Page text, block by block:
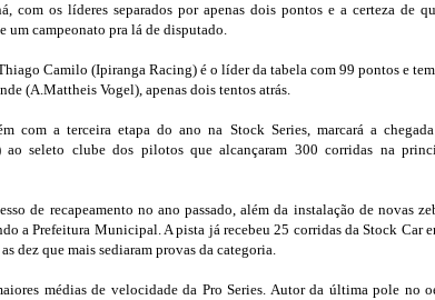
com os líderes separados por apenas dois pontos e a certeza de
um campeonato pra lá de disputado.
Camilo (Ipiranga Racing) é o líder da tabela com 99 pontos e
(A.Mattheis Vogel), apenas dois tentos atrás.
com a terceira etapa do ano na Stock Series, marcará a
ao seleto clube dos pilotos que alcançaram 300 corridas na
de recapeamento no ano passado, além da instalação de novas
a Prefeitura Municipal. A pista já recebeu 25 corridas da Stock Car
dez que mais sediaram provas da categoria.
médias de velocidade da Pro Series. Autor da última pole no